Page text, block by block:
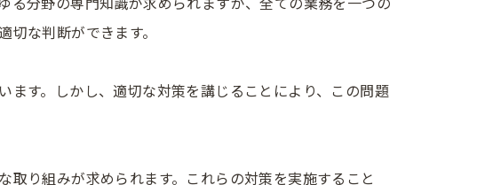
な判断ができます。
す。しかし、適切な対策を講じることにより、この問題
り組みが求められます。これらの対策を実施すること